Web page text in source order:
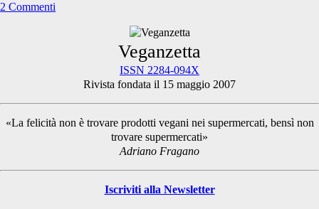
2 Commenti
Sidebar
Veganzetta
ISSN 2284-094X
Rivista fondata il 15 maggio 2007
«La felicità non è trovare prodotti vegani nei supermercati, bensì non
trovare supermercati»
Adriano Fragano
Iscriviti alla Newsletter